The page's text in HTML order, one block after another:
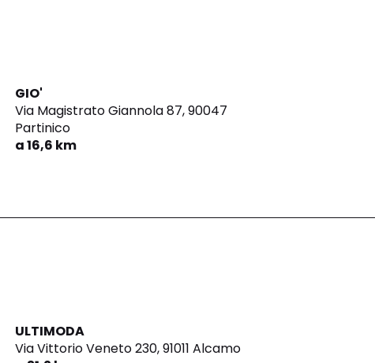
GIO'
Via Magistrato Giannola 87,90047
Partinico
a 16,6 km
ULTIMODA
Via Vittorio Veneto 230,91011 Alcamo